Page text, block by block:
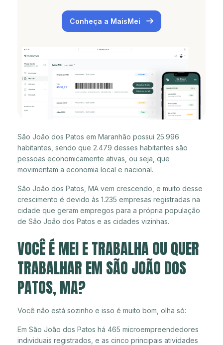
Conheça a MaisMei
São João dos Patos em Maranhão possui 25.996
habitantes, sendo que 2.479 desses habitantes são
pessoas economicamente ativas, ou seja, que
movimentam a economia local e nacional.
São João dos Patos, MA vem crescendo, e muito desse
crescimento é devido às 1.235 empresas registradas na
cidade que geram empregos para a própria população
de São João dos Patos e as cidades vizinhas.
VOCÊ É MEI E TRABALHA OU QUER
TRABALHAR EM SÃO JOÃO DOS
PATOS, MA?
Você não está sozinho e isso é muito bom, olha só:
Em São João dos Patos há 465 microempreendedores
individuais registrados, e as cinco principais atividades